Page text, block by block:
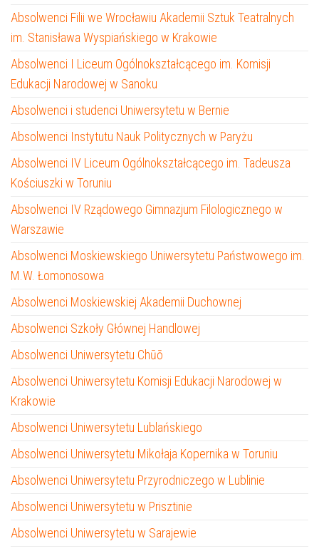
Absolwenci Filii we Wrocławiu Akademii Sztuk Teatralnych
im. Stanisława Wyspiańskiego w Krakowie
Absolwenci I Liceum Ogólnokształcącego im. Komisji
Edukacji Narodowej w Sanoku
Absolwenci i studenci Uniwersytetu w Bernie
Absolwenci Instytutu Nauk Politycznych w Paryżu
Absolwenci IV Liceum Ogólnokształcącego im. Tadeusza
Kościuszki w Toruniu
Absolwenci IV Rządowego Gimnazjum Filologicznego w
Warszawie
Absolwenci Moskiewskiego Uniwersytetu Państwowego im.
M.W. Łomonosowa
Absolwenci Moskiewskiej Akademii Duchownej
Absolwenci Szkoły Głównej Handlowej
Absolwenci Uniwersytetu Chūō
Absolwenci Uniwersytetu Komisji Edukacji Narodowej w
Krakowie
Absolwenci Uniwersytetu Lublańskiego
Absolwenci Uniwersytetu Mikołaja Kopernika w Toruniu
Absolwenci Uniwersytetu Przyrodniczego w Lublinie
Absolwenci Uniwersytetu w Prisztinie
Absolwenci Uniwersytetu w Sarajewie